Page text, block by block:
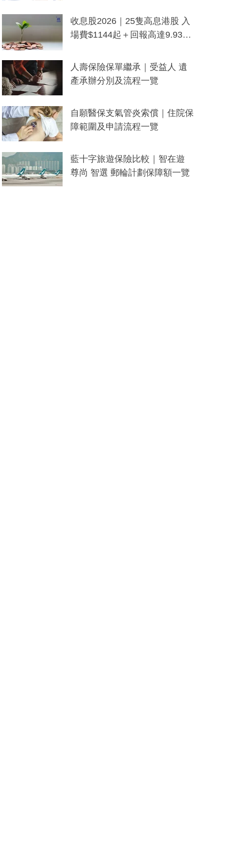
一度被誤當詐騙手段
收息股2026｜25隻高息港股 入
場費$1144起＋回報高達9.93
人壽保險保單繼承｜受益人 遺
產承辦分別及流程一覽
自願醫保支氣管炎索償｜住院保
障範圍及申請流程一覽
藍十字旅遊保險比較｜智在遊
尊尚 智選 郵輪計劃保障額一覽